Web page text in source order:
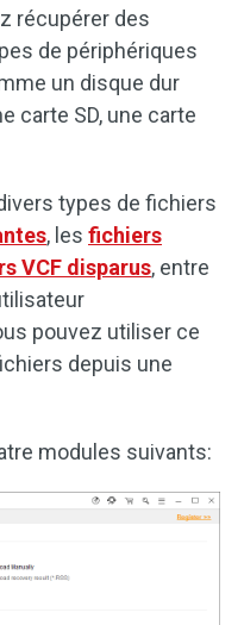
récupérer des
de périphériques
un disque dur
carte SD, une carte
types de fichiers
, les fichiers
VCF disparus, entre
pouvez utiliser ce
depuis une
modules suivants: